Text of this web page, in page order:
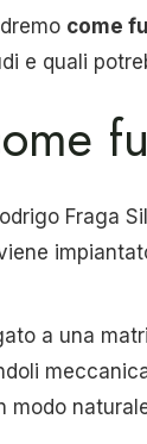
come
e quali
Fraga
a una
modo